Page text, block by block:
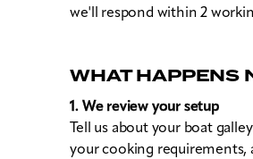
we'll respond within 2
WHAT HAPPENS
1. We review your setup
Tell us about your boat
your cooking requirements,